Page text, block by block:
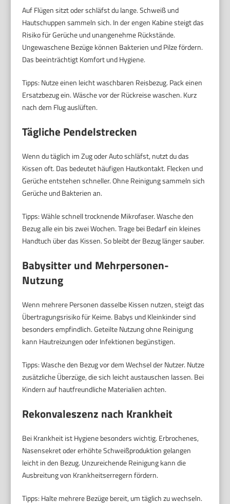
Auf Flügen sitzt oder schläfst du lange. Schweiß und
Hautschuppen sammeln sich. In der engen Kabine steigt das
Risiko für Gerüche und unangenehme Rückstände.
Ungewaschene Bezüge können Bakterien und Pilze fördern.
Das beeinträchtigt Komfort und Hygiene.
Tipps: Nutze einen leicht waschbaren Reisbezug. Pack einen
Ersatzbezug ein. Wäsche vor der Rückreise waschen. Kurz
nach dem Flug auslüften.
Tägliche Pendelstrecken
Wenn du täglich im Zug oder Auto schläfst, nutzt du das
Kissen oft. Das bedeutet häufigen Hautkontakt. Flecken und
Gerüche entstehen schneller. Ohne Reinigung sammeln sich
Gerüche und Bakterien an.
Tipps: Wähle schnell trocknende Mikrofaser. Wasche den
Bezug alle ein bis zwei Wochen. Trage bei Bedarf ein kleines
Handtuch über das Kissen. So bleibt der Bezug länger sauber.
Babysitter und Mehrpersonen-
Nutzung
Wenn mehrere Personen dasselbe Kissen nutzen, steigt das
Übertragungsrisiko für Keime. Babys und Kleinkinder sind
besonders empfindlich. Geteilte Nutzung ohne Reinigung
kann Hautreizungen oder Infektionen begünstigen.
Tipps: Wasche den Bezug vor dem Wechsel der Nutzer. Nutze
zusätzliche Überzüge, die sich leicht austauschen lassen. Bei
Kindern auf hautfreundliche Materialien achten.
Rekonvaleszenz nach Krankheit
Bei Krankheit ist Hygiene besonders wichtig. Erbrochenes,
Nasensekret oder erhöhte Schweißproduktion gelangen
leicht in den Bezug. Unzureichende Reinigung kann die
Ausbreitung von Krankheitserregern fördern.
Tipps: Halte mehrere Bezüge bereit, um täglich zu wechseln.